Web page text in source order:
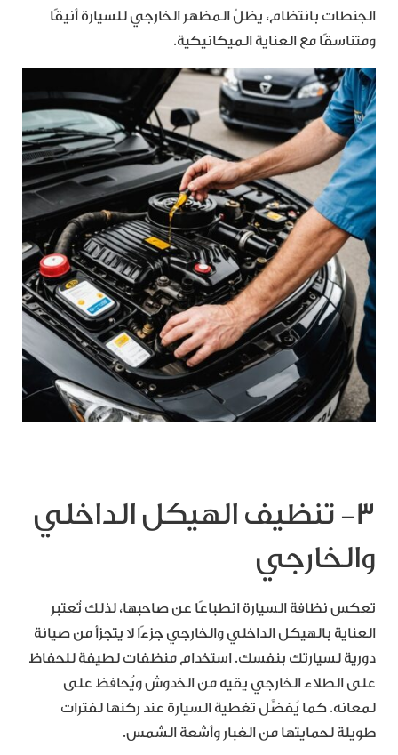
الجنطات بانتظام، يظلّ المظهر الخارجي للسيارة أنيقًا
ومتناسقًا مع العناية الميكانيكية.
٣- تنظيف الهيكل الداخلي
والخارجي
تعكس نظافة السيارة انطباعًا عن صاحبها، لذلك تُعتبر
العناية بالهيكل الداخلي والخارجي جزءًا لا يتجزأ من صيانة
دورية لسيارتك بنفسك. استخدام منظفات لطيفة للحفاظ
على الطلاء الخارجي يقيه من الخدوش ويُحافظ على
لمعانه. كما يُفضَّل تغطية السيارة عند ركنها لفترات
طويلة لحمايتها من الغبار وأشعة الشمس.